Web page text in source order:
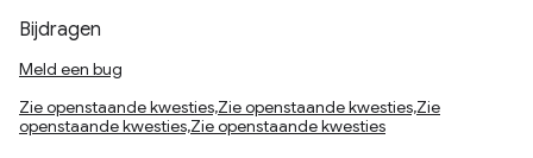
Bijdragen
Meld een bug
Zie openstaande kwesties,Zie openstaande kwesties,Zie
openstaande kwesties,Zie openstaande kwesties